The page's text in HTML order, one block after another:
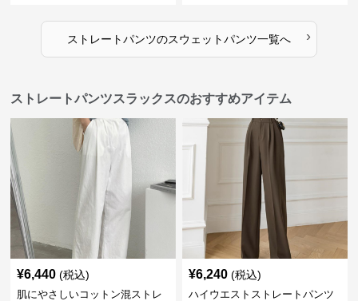
ストレートパンツのスウェットパンツ一覧へ ›
ストレートパンツスラックスのおすすめアイテム
¥6,440 (税込)
肌にやさしいコットン混ストレ
¥6,240 (税込)
ハイウエストストレートパンツ